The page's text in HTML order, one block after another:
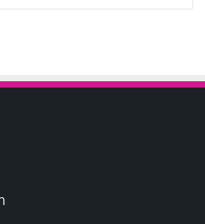
ข้อเท็จจริงทางคณิตศาสตร์พื้น
องตัวเลขสองตัวถึง 10 ตัวอย่าง
นสิ่งจําเป็นสําหรับนักเรียนในการ